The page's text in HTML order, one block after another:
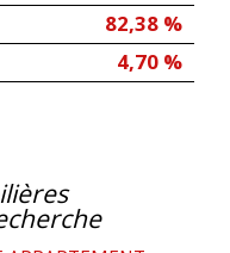
82,38 %
4,70 %